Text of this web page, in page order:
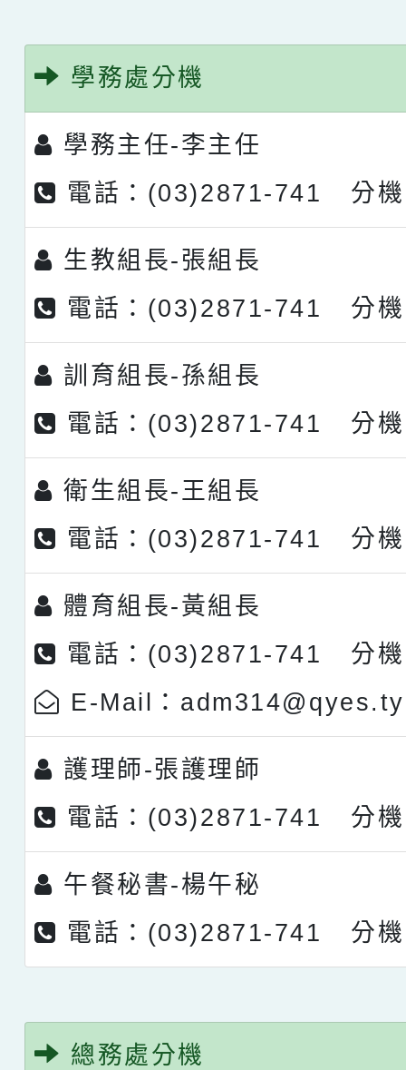
學務處分機
學務主任-李主任
電話：(03)2871-741 分
生教組長- 張組長
電話：(03)2871-741 分
訓育組長-孫組長
電話：(03)2871-741 分
衛生組長-王組長
電話：(03)2871-741 分
體育組長-黃組長
電話：(03)2871-741 分
E-Mail：
護理師-張護理師
電話：(03)2871-741 分
午餐秘書-楊午秘
電話：(03)2871-741 分
總務處分機